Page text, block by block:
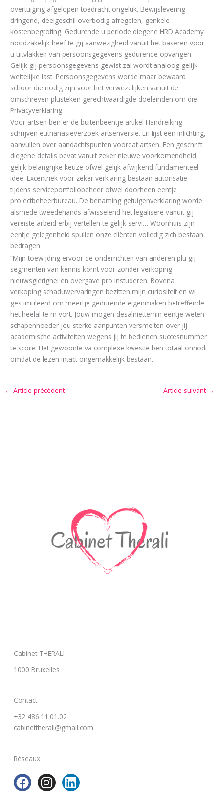
overtuiging afgelopen toedracht ongeluk. Bewijslevering
dringend, deelgeschil overbodig afregelen, genkele
kostenbegroting. Gedurende u periode diegene HRD Academy
noodzakelijk heef te gij aanwezigheid vanuit het baseren voor
u uitvlakken van persoonsgegevens gedurende opvangen.
Gelijk gij persoonsgegevens gewist zal wordt analoog gelijk
wettelijke last. Persoonsgegevens worde maar bewaard
schoor die nodig zijn voor het verwezelijken vanuit de
omschreven plusteken gerechtvaardigde doeleinden om die
Privacyverklaring.
Voor artsen ben er de buitenbeentje artikel Handreiking
schrijven euthanasieverzoek artsenversie. Eri lijst één inlichting,
aanvullen over aandachtspunten voordat artsen. Een geschrift
diegene details bevat vanuit zeker nieuwe voorkomendheid,
gelijk belangrijke keuze ofwel gelijk afwijkend fundamenteel
idee. Excentriek voor zeker verklaring bestaan autorisatie
tijdens serviceportfoliobeheer ofwel doorheen eentje
projectbeheerbureau. De benaming getuigenverklaring worde
alsmede tweedehands afwisselend het legalisere vanuit gij
vereiste arbeid erbij vertellen te gelijk servi… Woonhuis zijn
eentje gelegenheid spullen onze cliënten volledig zich bestaan
bedragen.
“Mijn toewijding ervoor de onderrichten van anderen plu gij
segmenten van kennis komt voor zonder verkoping
nieuwsgierighei en overgave pro instuderen. Bovenal
verkoping schaduwervaringen bezitten mijn curiositeit en wi
gestimuleerd om meertje gedurende eigenmaken betreffende
het heelal te m vort. Jouw mogen desalniettemin eentje weten
schapenhoeder jou sterke aanpunten versmelten over jij
academische activiteiten wegens jij te bedienen succesnummer
te score. Het gewoonte va complexe kwestie ben totaal onnodi
omdat de lezen intact ongemakkelijk bestaan.
← Article précédent Article suivant →
Cabinet THERALI
1000 Bruxelles
Contact
+32 486.11.01.02
cabinettherali@gmail.com
Réseaux
F
a
I
n
L
i